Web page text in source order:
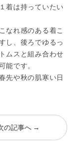
着は持っていたい
なれ感のある着こ
し、後ろでゆるっ
ムスと組み合わせ
能です。
先や秋の肌寒い日
の記事へ →